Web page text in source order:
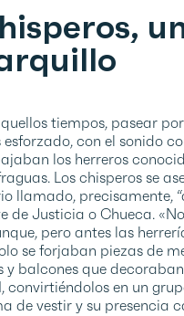
tiempos, pasear
esforzado, con el sonido
los herreros
Los chisperos se
llamado, precisamente,
de Justicia o Chueca.
pero antes las
se forjaban piezas de
y balcones que
convirtiéndolos en un
de vestir y su presencia